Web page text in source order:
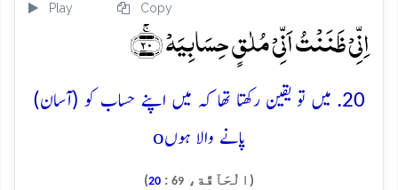
Play Copy
اِنِّیۡ ظَنَنۡتُ اَنِّیۡ مُلٰقٍ حِسَابِیَہۡ ﴿ۚ۲۰﴾
20. میں تو یقین رکھتا تھا کہ میں اپنے حساب کو (آسان)
پانے والا ہوںo
(الْحَآقَّة، 69
:
20
)